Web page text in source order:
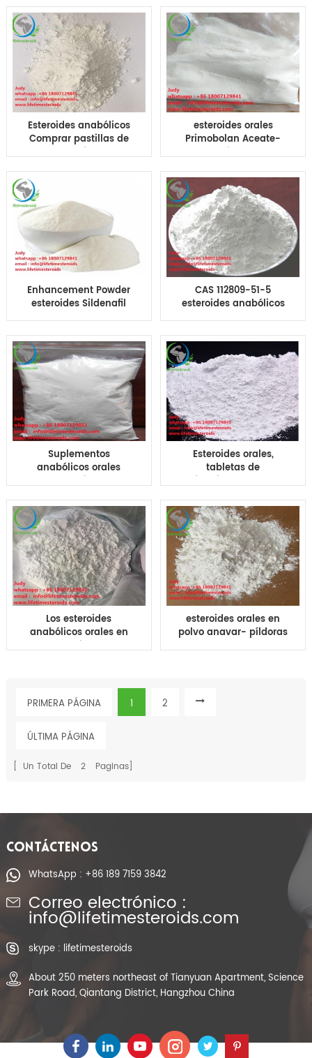
del músculo de la
tableta 100pills 10mg
25mg Clen T3
de las píldoras de
Cialis- 20mg sexpower
para los hombres
Esteroides anabólicos
Comprar pastillas de
esteroides
Exemestane- Aromasin
culturismo
esteroides orales
Primobolan Aceate-
10mg pastillas tabletas
Primobolan para
culturismo
Enhancement Powder
esteroides Sildenafil
pills tablets oral
power pills precio
venta en línea para
hombres
CAS 112809-51-5
esteroides anabólicos
orales Letrozol-tabletas
femara 2.5mg precio
de píldoras para
culturismo
Suplementos
anabólicos orales
esteroides
proviron píldoras
tabletas orales
proviron 25 mg 50 mg
para culturismo
Esteroides orales,
tabletas de
fluoximesterona,
orales de Halotestin-
10mg, precio para
culturismo
Los esteroides
anabólicos orales en
polvo winstrol-
CAS NO.10418-03-8
esteroides orales en
polvo anavar- píldoras
PRIMERA PÁGINA 1 2
ÚLTIMA PÁGINA
[ Un Total De 2 Paginas]
CONTÁCTENOS
WhatsApp : +86 189 7159 3842
Correo electrónico :
info@lifetimesteroids.com
skype : lifetimesteroids
About 250 meters northeast of Tianyuan Apartment, Science
Park Road, Qiantang District, Hangzhou China